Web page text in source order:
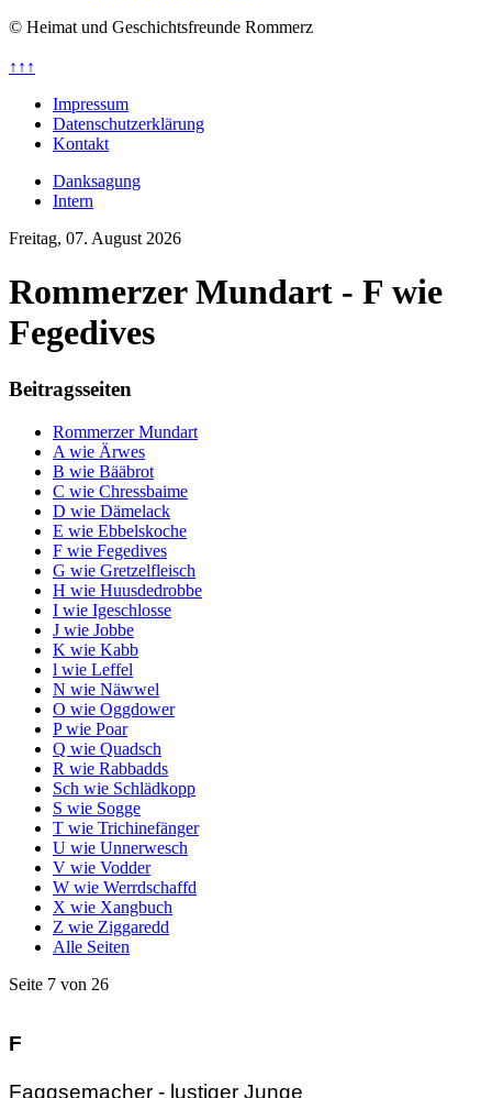
© Heimat und Geschichtsfreunde Rommerz
↑↑↑
Impressum
Datenschutzerklärung
Kontakt
Danksagung
Intern
Freitag, 07. August 2026
Rommerzer Mundart - F wie
Fegedives
Beitragsseiten
Rommerzer Mundart
A wie Ärwes
B wie Bääbrot
C wie Chressbaime
D wie Dämelack
E wie Ebbelskoche
F wie Fegedives
G wie Gretzelfleisch
H wie Huusdedrobbe
I wie Igeschlosse
J wie Jobbe
K wie Kabb
l wie Leffel
N wie Näwwel
O wie Oggdower
P wie Poar
Q wie Quadsch
R wie Rabbadds
Sch wie Schlädkopp
S wie Sogge
T wie Trichinefänger
U wie Unnerwesch
V wie Vodder
W wie Werrdschaffd
X wie Xangbuch
Z wie Ziggaredd
Alle Seiten
Seite 7 von 26
F
Faggsemacher - lustiger Junge